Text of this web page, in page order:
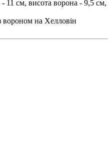
11 см, висота ворона - 9,5 см,
на Хелловін